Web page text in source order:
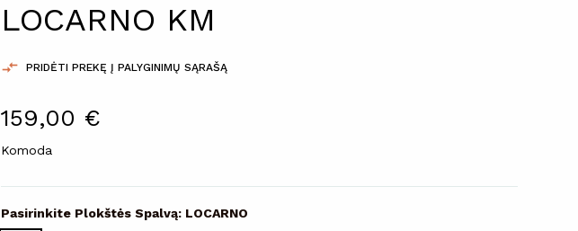
LOCARNO KM
 PRIDĖTI PREKĘ Į PALYGINIMŲ SĄRAŠĄ
159,00 €
Komoda
Pasirinkite Plokštės Spalvą: LOCARNO